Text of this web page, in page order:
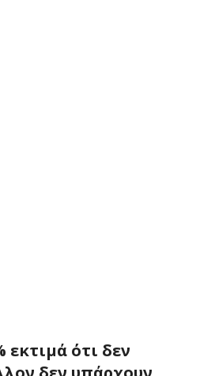
εκτιμά ότι δεν